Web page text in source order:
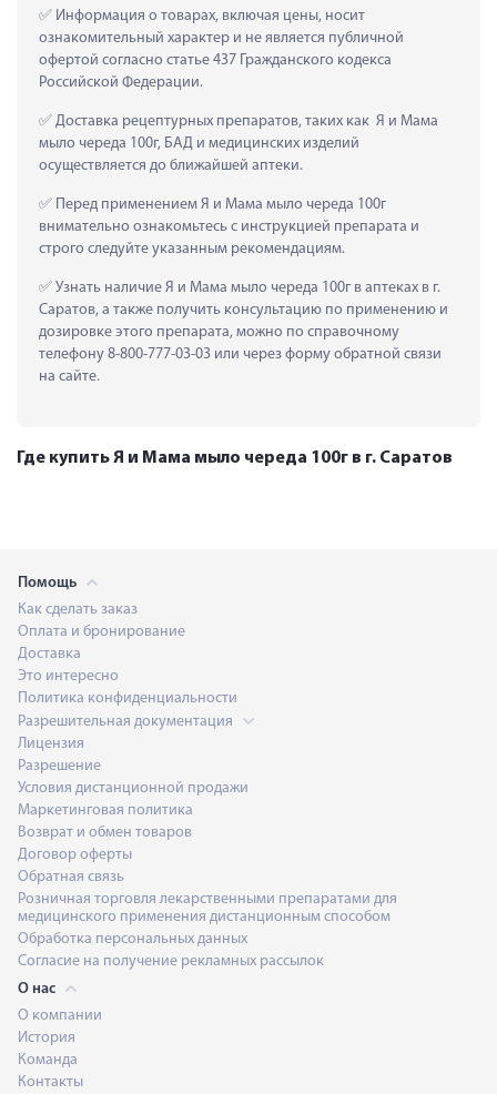
Информация о товарах, включая цены, носит
ознакомительный характер и не является публичной
офертой согласно статье 437 Гражданского кодекса
Российской Федерации.
Доставка рецептурных препаратов, таких как  Я и Мама
мыло череда 100г, БАД и медицинских изделий
осуществляется до ближайшей аптеки.
Перед применением Я и Мама мыло череда 100г
внимательно ознакомьтесь с инструкцией препарата и
строго следуйте указанным рекомендациям.
Узнать наличие Я и Мама мыло череда 100г в аптеках в г.
Саратов, а также получить консультацию по применению и
дозировке этого препарата, можно по справочному
телефону 8-800-777-03-03 или через форму обратной связи
на сайте.
Где купить Я и Мама мыло череда 100г в г. Саратов
Помощь
Как сделать заказ
Оплата и бронирование
Доставка
Это интересно
Политика конфиденциальности
Разрешительная документация
Лицензия
Разрешение
Условия дистанционной продажи
Маркетинговая политика
Возврат и обмен товаров
Договор оферты
Обратная связь
Розничная торговля лекарственными препаратами для
медицинского применения дистанционным способом
Обработка персональных данных
Согласие на получение рекламных рассылок
О нас
О компании
История
Команда
Контакты